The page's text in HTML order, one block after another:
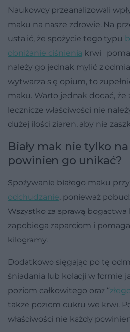
Naukowcy przeanalizowali
maku na nasze zdrowie. Na
ustalić, że spożycie tego typu
obniżanie ciśnienia krwi i
należy go jednak mylić z
wytwarza się opium, to
maku. Warto jednak dodać, że
lecznicze właściwości nie
dużej ilości ziaren, aby nie
Biały mak nie tylko
powinien go unikać?
Spożywanie białego maku
odchudzanie, ponieważ
Wszystko za sprawą bogactwa
zapobiega zaparciom i
kilogramy.
Dodatkowo sięgając po tę
śniadania lub kolacji w formie
poziom całkowitego oraz “
także poziom cukru we krwi.
właściwości nie każdy